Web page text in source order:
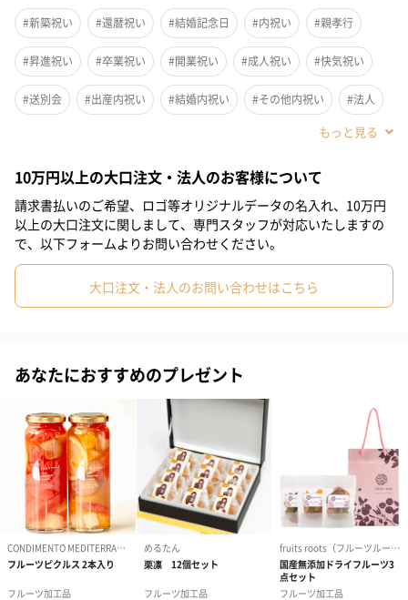
ーツをドライにして丁寧に一つ一つ種を取り除き、様々なナッツ
おいしさを追求
外側はしっかりとしていて中は柔らかく、果実そのものの豊かな
甘みがお楽しみいただけます。
#新築祝い #還暦祝い #結婚記念日 #内祝い #親孝行
#昇進祝い #卒業祝い #開業祝い #成人祝い #快気祝い
#送別会 #出産内祝い #結婚内祝い #その他内祝い #法人
#クリスマス
#結婚祝い #母の日 #父の日 #お祝い #お礼
#パーティー #サプライズ #お中元 #誕生日
#バレンタイン #ホワイトデー #敬老の日
#引っ越し祝い #自分へのご褒美 #退職祝い
#義母 #義父 #部下女性 #部下男性
#兄 #彼女 #同僚男性
#上司男性 #上司女性 #祖父
#妻 #夫 #女性 #男性 #男友達 #彼氏
#30代 #40代 #50代
10万円以上の大口注文・法人のお客様について
請求書払いのご希望、ロゴ等オリジナルデータの名入れ、10万円
以上の大口注文に関しまして、専門スタッフが対応いたしますの
で、以下フォームよりお問い合わせください。
大口注文・法人のお問い合わせはこちら
あなたにおすすめのプレゼント